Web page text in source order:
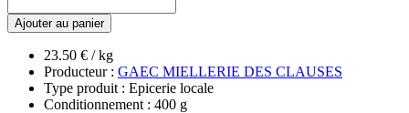
Ajouter au panier
23.50 € / kg
Producteur : GAEC MIELLERIE DES CLAUSES
Type produit : Epicerie locale
Conditionnement : 400 g